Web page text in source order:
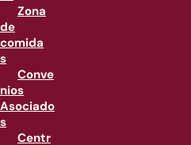
Zona
de
comida
s
Conve
nios
Asociado
s
Centr